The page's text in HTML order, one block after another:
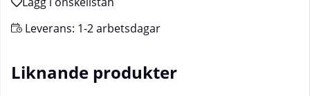
Leverans: 1-2 arbetsdagar
Liknande produkter